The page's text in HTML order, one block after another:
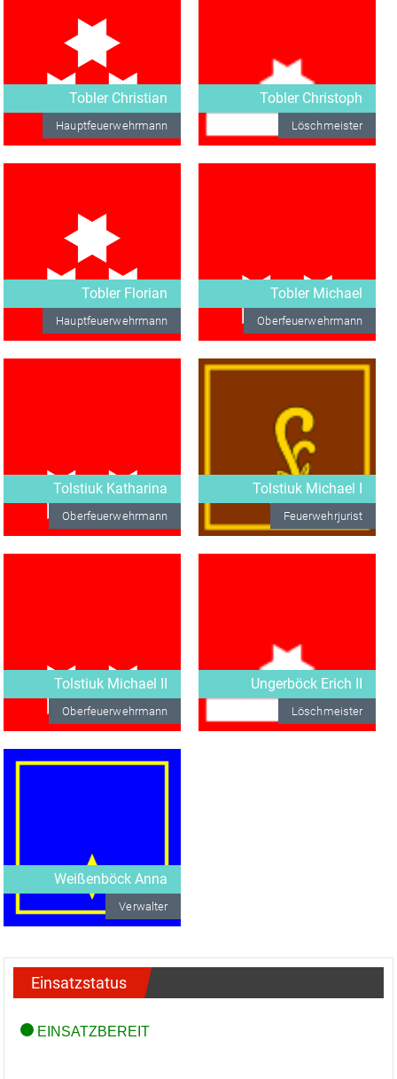
Tobler Christian
Hauptfeuerwehrmann
Tobler Christoph
Löschmeister
Tobler Florian
Hauptfeuerwehrmann
Tobler Michael
Oberfeuerwehrmann
Tolstiuk Katharina
Oberfeuerwehrmann
Tolstiuk Michael I
Feuerwehrjurist
Tolstiuk Michael II
Oberfeuerwehrmann
Ungerböck Erich II
Löschmeister
Weißenböck Anna
Verwalter
Einsatzstatus